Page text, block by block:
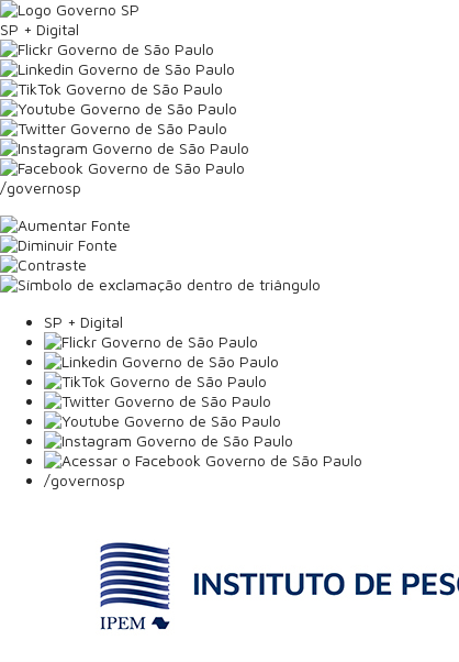
SP + Digital
/governosp
SP + Digital
/governosp